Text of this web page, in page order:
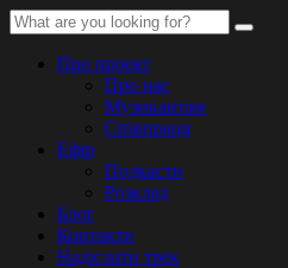
Про проект
Про нас
Музикантам
Співпраця
Ефір
Подкасти
Розклад
Блог
Контакти
Надіслати трек